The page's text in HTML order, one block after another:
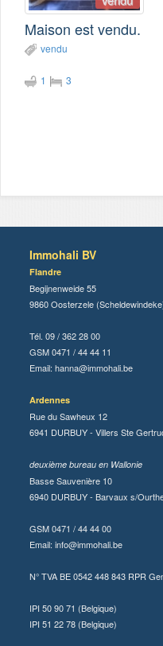
Maison est vendu.
vendu
1 3
Immohali BV
Flandre
Begijnenweide 55
9860 Oosterzele
Tél. 09 / 362 28 00
GSM 0471 / 44 44 11
Email: hanna@immohali.be
Ardennes
Rue du Sawheux 12
6941 DURBUY - Villers Ste
deuxième bureau en Wallonie
Basse Sauvenière 10
6940 DURBUY - Barvaux s/
GSM 0471 / 44 44 00
Email: info@immohali.be
N° TVA BE 0542 448 843 RPR
IPI 50 90 71 (Belgique)
IPI 51 22 78 (Belgique)